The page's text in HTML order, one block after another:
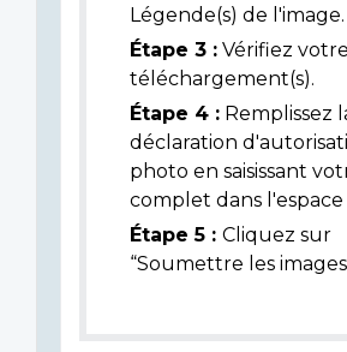
Légende(s) de l'image.
Étape 3 : Vérifiez
téléchargement(s).
Étape 4 : Remplissez
déclaration
photo en saisissant
complet dans
Étape 5 : Cliquez sur
“Soumettre les